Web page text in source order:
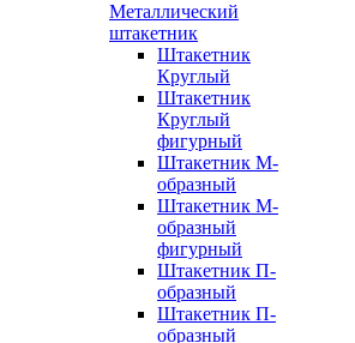
Металлический
штакетник
Штакетник
Круглый
Штакетник
Круглый
фигурный
Штакетник М-
образный
Штакетник М-
образный
фигурный
Штакетник П-
образный
Штакетник П-
образный